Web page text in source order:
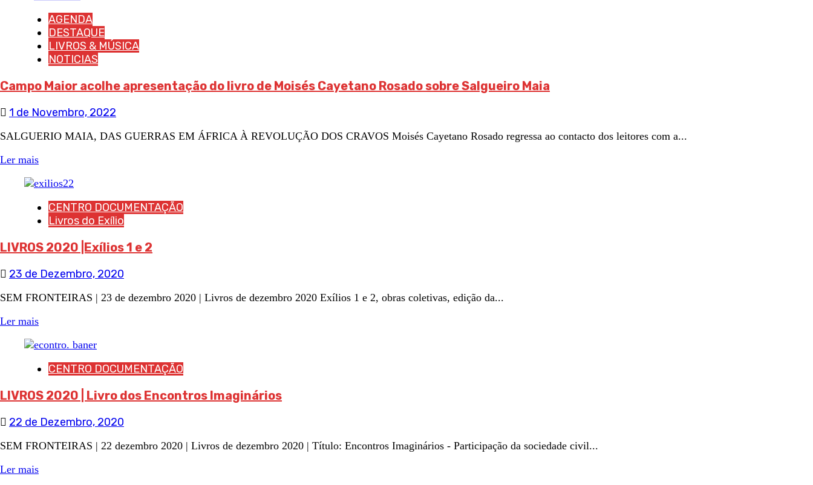
AGENDA
DESTAQUE
LIVROS & MÚSICA
NOTICIAS
Campo Maior acolhe apresentação do livro de Moisés Cayetano Rosado sobre Salgueiro Maia
1 de Novembro, 2022
SALGUERIO MAIA, DAS GUERRAS EM ÁFRICA À REVOLUÇÃO DOS CRAVOS Moisés Cayetano Rosado regressa ao contacto dos leitores com a...
Ler mais
CENTRO DOCUMENTAÇÃO
Livros do Exílio
LIVROS 2020 |Exílios 1 e 2
23 de Dezembro, 2020
SEM FRONTEIRAS | 23 de dezembro 2020 | Livros de dezembro 2020 Exílios 1 e 2, obras coletivas, edição da...
Ler mais
CENTRO DOCUMENTAÇÃO
LIVROS 2020 | Livro dos Encontros Imaginários
22 de Dezembro, 2020
SEM FRONTEIRAS | 22 dezembro 2020 | Livros de dezembro 2020 | Título: Encontros Imaginários - Participação da sociedade civil...
Ler mais